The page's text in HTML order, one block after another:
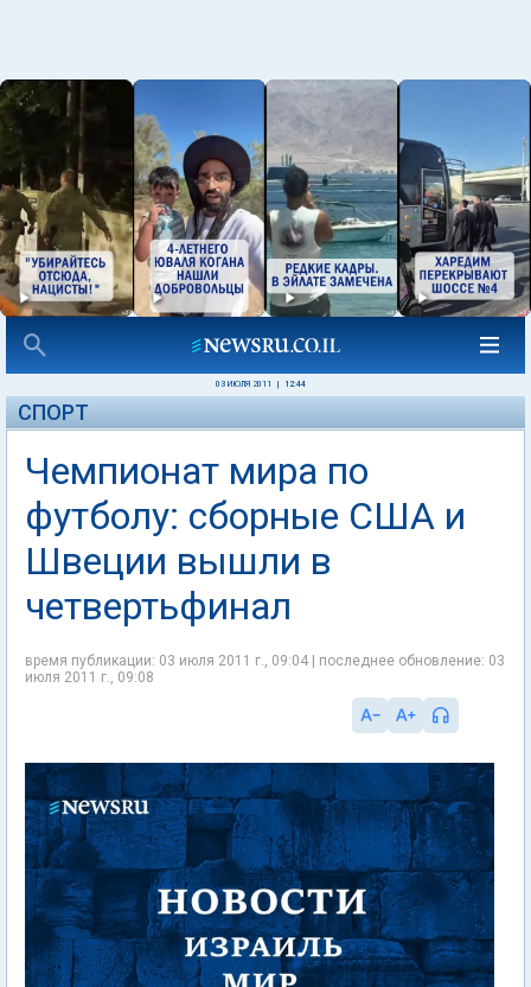
03 ИЮЛЯ 2011 12:44
СПОРТ
Чемпионат мира по
футболу: сборные США и
Швеции вышли в
четвертьфинал
время публикации: 03 июля 2011 г., 09:04 | последнее обновление: 03
июля 2011 г., 09:08